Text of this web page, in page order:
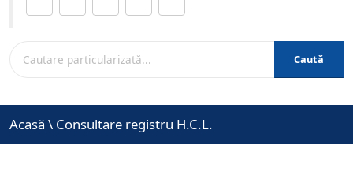
Caută
Acasă \ Consultare registru H.C.L.